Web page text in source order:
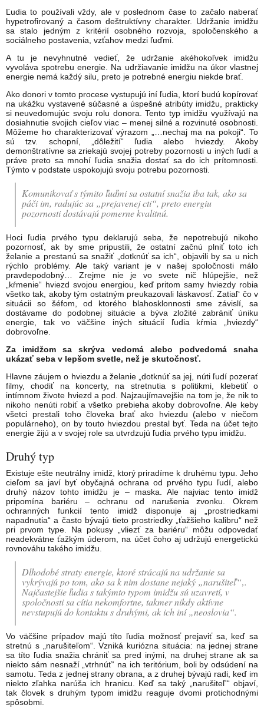
Ľudia to používali vždy, ale v poslednom čase to začalo naberať
hypetrofirovaný a časom deš­truktívny charakter. Udržanie imidžu
sa stalo jed­ným z kritérií osobného rozvoja, spoločenského a
sociálneho postavenia, vzťahov medzi ľuďmi.
A tu je nevyhnutné vedieť, že udržanie akéhokoľvek imidžu
vyvoláva spotrebu energie. Na udr­žiavanie imidžu na úkor vlastnej
energie nemá každý silu, preto je potrebné energiu niekde brať.
Ako donori v tomto procese vystupujú iní ľudia, ktorí budú kopírovať
na ukážku vystavené súčasné a úspešné atribúty imidžu, prakticky
si neuvedomujúc svoju rolu donora. Tento typ imidžu využívajú na
dosiahnutie svojich cieľov viac – menej silné a rozvinuté osobnosti.
Môže­me ho charakterizovať výrazom „…nechaj ma na pokoji“. To
sú tzv. schopní, „dôležití“ ľudia alebo hviezdy. Akoby
demonštratívne sa zriekajú svojej potreby pozornosti u iných ľudí a
práve preto sa mnohí ľudia snažia dostať sa do ich prítomnosti.
Týmto v podstate uspokojujú svoju potrebu pozornosti.
Komunikovať s týmito ľuďmi sa ostatní snažia iba tak, ako sa
páči im, radujúc sa „prejavenej cti“, preto energiu
pozornosti do­stávajú pomerne kvalitnú.
Hoci ľudia prvého typu deklarujú seba, že nepotrebujú nikoho
pozornosť, ak by sme pripustili, že ostatní začnú plniť toto ich
želanie a prestanú sa snažiť „dotknúť sa ich“, objavili by sa u nich
rýchlo problémy. Ale taký variant je v našej spoločnosti málo
pravdepo­dobný… Zrejme nie je vo svete nič hlúpejšie, než
„kŕmenie“ hviezd svojou energiou, keď pritom samy hviezdy robia
všetko tak, akoby tým ostat­ným preukazovali láskavosť. Zatiaľ‘ čo v
situácii so šéfom, od ktorého blahosklonnosti sme závislí, sa
dostávame do podobnej situácie a býva zložité zabrániť úniku
energie, tak vo väčšine iných situácií ľudia kŕmia „hviezdy“
dobrovoľne.
Za imidžom sa skrýva vedomá alebo podvedomá snaha
ukázať seba v lepšom svetle, než je skutočnosť.
Hlavne záujem o hviezdu a želanie „dotknúť sa jej, núti ľudí pozerať
filmy, chodiť na koncerty, na stretnutia s politikmi, klebetiť o
intímnom živote hviezd a pod. Najzaujímavejšie na tom je, že nik to
nikoho nenúti robiť a všetko prebieha akoby dobrovoľne. Ale keby
všetci prestali toho človeka brať ako hviezdu (alebo v niečom
populárneho), on by touto hviezdou prestal byť. Teda na účet tejto
energie žijú a v svojej role sa utvrdzujú ľudia prvého typu imidžu.
Druhý typ
Existuje ešte neutrálny imidž, ktorý priradíme k druhému typu. Jeho
cieľom sa javí byť oby­čajná ochrana od prvého typu ľudí, alebo
druhý názov tohto imidžu je – maska. Ale najviac tento imidž
pripomína bariéru – ochranu od narušenia zvonku. Okrem
ochranných funkcií tento imidž disponuje aj „prostriedkami
napadnutia“ a často bývajú tieto prostriedky „ťažšieho kalibru“ než
pri prvom type. Na pokusy „vliezť za bariéru“ môžu odpovedať
neadekvátne ťažkým úderom, na účet čoho aj udržujú energetickú
rovnováhu takého imidžu.
Dlhodobé straty energie, ktoré strácajú na udržanie sa
vykrývajú po tom, ako sa k nim dostane nejaký „narušiteľ“‚.
Najčastej­šie ľudia s takýmto typom imidžu sú uzavretí, v
spoločnosti sa cítia nekomfortne, takmer nikdy aktívne
nevstupujú do kontaktu s druhými, ak ich iní „neoslovia“.
Vo väčšine prípadov majú títo ľudia možnosť prejaviť sa, keď sa
stretnú s „narušiteľom“. Vzniká kuriózna situácia: na jednej strane
sa títo ľudia snažia chrániť sa pred inými, na druhej strane ak sa
niekto sám nesnaží „vtrhnúť“ na ich teritórium, boli by odsúdení na
samotu. Teda z jednej strany obrana, a z druhej bývajú radi, keď im
niekto zľahka narúša ich hranicu. Keď sa taký „narušiteľ'“ objaví,
tak človek s druhým typom imidžu reaguje dvomi protichodnými
spôsobmi.